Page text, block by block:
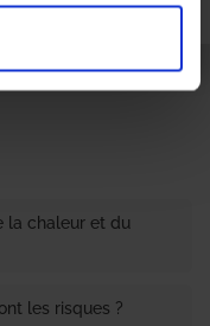
la chaleur et du
les risques ?